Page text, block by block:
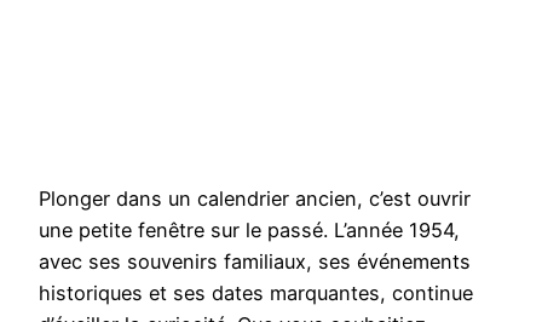
Plonger dans un calendrier ancien, c’est ouvrir
une petite fenêtre sur le passé. L’année 1954,
avec ses souvenirs familiaux, ses événements
historiques et ses dates marquantes, continue